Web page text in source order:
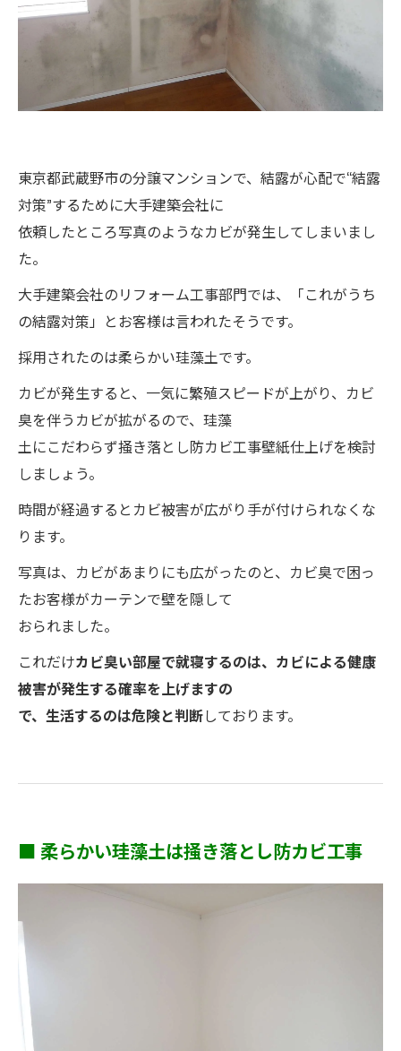
東京都武蔵野市の分譲マンションで、結露が心配で“結露
対策”するために大手建築会社に
依頼したところ写真のようなカビが発生してしまいまし
た。
大手建築会社のリフォーム工事部門では、「これがうち
の結露対策」とお客様は言われたそうです。
採用されたのは柔らかい珪藻土です。
カビが発生すると、一気に繁殖スピードが上がり、カビ
臭を伴うカビが拡がるので、珪藻
土にこだわらず掻き落とし防カビ工事壁紙仕上げを検討
しましょう。
時間が経過するとカビ被害が広がり手が付けられなくな
ります。
写真は、カビがあまりにも広がったのと、カビ臭で困っ
たお客様がカーテンで壁を隠して
おられました。
これだけカビ臭い部屋で就寝するのは、カビによる健康
被害が発生する確率を上げますの
で、生活するのは危険と判断しております。
■ 柔らかい珪藻土は掻き落とし防カビ工事